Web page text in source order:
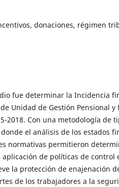
donaciones, régimen
fue determinar la Incidencia
Unidad de Gestión Pensional y
2018. Con una metodología de
el análisis de los estados
normativas permitieron
de políticas de control
la protección de enajenación
de los trabajadores a la